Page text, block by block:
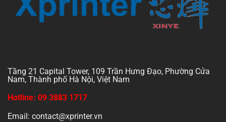
Tầng 21 Capital Tower, 109 Trần Hưng Đạo, Phường Cửa
Nam, Thành phố Hà Nội, Việt Nam
Hotline: 09 3883 1717
Email: contact@xprinter.vn